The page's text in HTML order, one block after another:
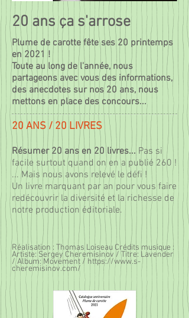
20 ans ça s'arrose
Plume de carotte fête ses 20 printemps
en 2021 !
Toute au long de l'année, nous
partageons avec vous des informations,
des anecdotes sur nos 20 ans, nous
mettons en place des concours...
20 ANS / 20 LIVRES
Résumer 20 ans en 20 livres... Pas si
facile surtout quand on en a publié 260 !
... Mais nous avons relevé le défi !
Un livre marquant par an pour vous faire
redécouvrir la diversité et la richesse de
notre production éditoriale.
Réalisation : Thomas Loiseau Crédits musique :
Artiste: Sergey Cheremisinov / Titre: Lavender
/ Album: Movement / https://www.s-
cheremisinov.com/